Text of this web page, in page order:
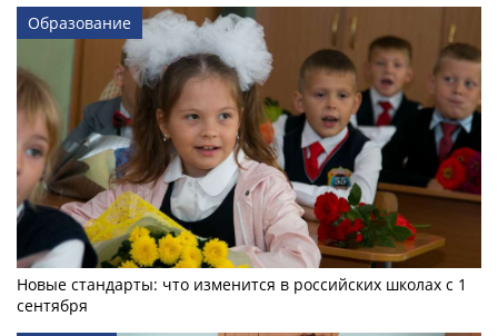
Образование
Новые стандарты: что изменится в российских школах с 1
сентября